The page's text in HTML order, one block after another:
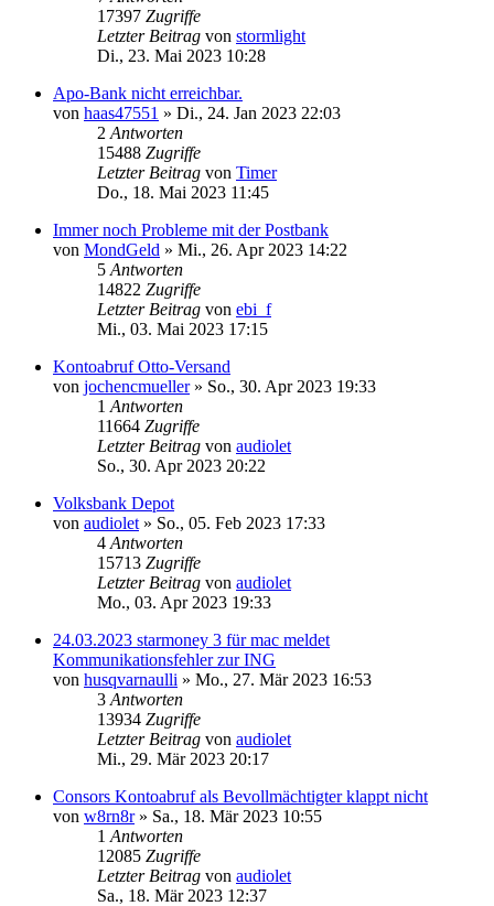
17397 Zugriffe
Letzter Beitrag von stormlight
Di., 23. Mai 2023 10:28
Apo-Bank nicht erreichbar.
von haas47551 » Di., 24. Jan 2023 22:03
2 Antworten
15488 Zugriffe
Letzter Beitrag von Timer
Do., 18. Mai 2023 11:45
Immer noch Probleme mit der Postbank
von MondGeld » Mi., 26. Apr 2023 14:22
5 Antworten
14822 Zugriffe
Letzter Beitrag von ebi_f
Mi., 03. Mai 2023 17:15
Kontoabruf Otto-Versand
von jochencmueller» So., 30. Apr 2023 19:33
1 Antworten
11664 Zugriffe
Letzter Beitrag von audiolet
So., 30. Apr 2023 20:22
Volksbank Depot
von audiolet » So., 05. Feb 2023 17:33
4 Antworten
15713 Zugriffe
Letzter Beitrag von audiolet
Mo., 03. Apr 2023 19:33
24.03.2023 starmoney 3 für mac meldet
Kommunikationsfehler zur ING
von husqvarnaulli » Mo., 27. Mär 2023 16:53
3 Antworten
13934 Zugriffe
Letzter Beitrag von audiolet
Mi., 29. Mär 2023 20:17
Consors Kontoabruf als Bevollmächtigter klappt nicht
von w8rn8r» Sa., 18. Mär 2023 10:55
1 Antworten
12085 Zugriffe
Letzter Beitrag von audiolet
Sa., 18. Mär 2023 12:37